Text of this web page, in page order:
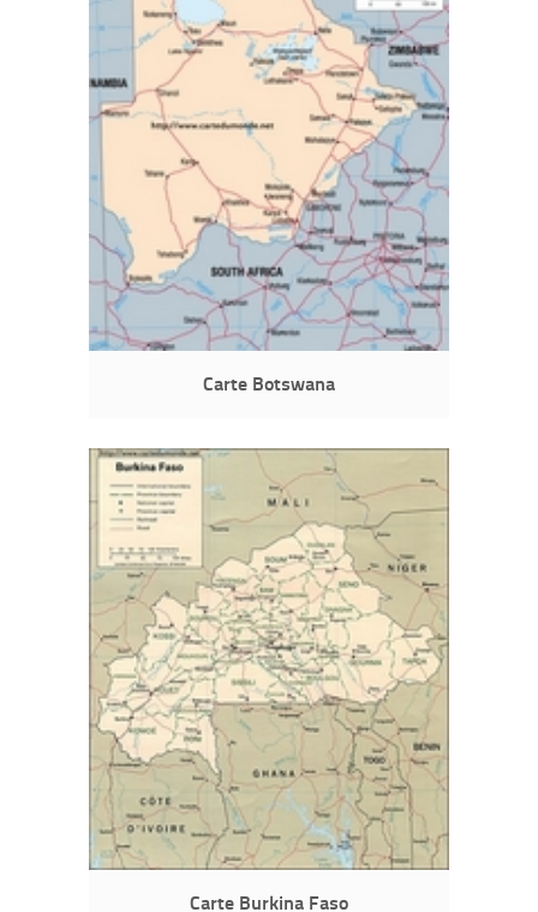
Carte Botswana
Carte Burkina Faso